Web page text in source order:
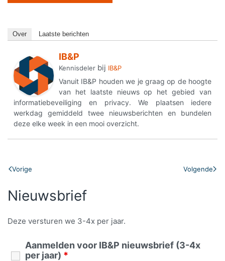
Over Laatste berichten
IB&P
Kennisdeler bij IB&P
Vanuit IB&P houden we je graag op de hoogte
van het laatste nieuws op het gebied van
informatiebeveiliging en privacy. We plaatsen iedere
werkdag gemiddeld twee nieuwsberichten en bundelen
deze elke week in een mooi overzicht.
Vorige Volgende
Nieuwsbrief
Deze versturen we 3-4x per jaar.
Aanmelden voor IB&P nieuwsbrief (3-4x
per jaar) *